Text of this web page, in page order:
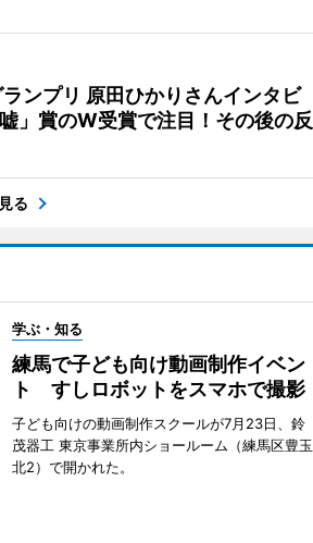
ンプリ 原田ひかりさんインタビ
」賞のW受賞で注目！その後の反
る
学ぶ・知る
練馬で子ども向け動画制作イベン
ト すしロボットをスマホで撮影
子ども向けの動画制作スクールが7月23日、鈴
茂器工 東京事業所内ショールーム（練馬区豊玉
北2）で開かれた。